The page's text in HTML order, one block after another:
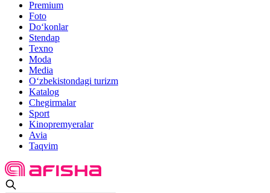
Premium
Foto
Do‘konlar
Stendap
Texno
Moda
Media
O‘zbekistondagi turizm
Katalog
Chegirmalar
Sport
Kinopremyeralar
Avia
Taqvim